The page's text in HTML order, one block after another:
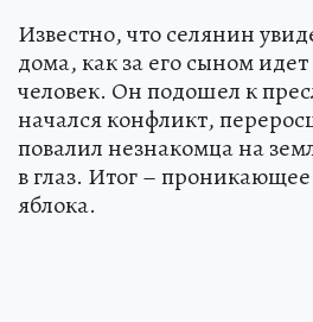
Известно, что селянин
дома, как за его сыном
человек. Он подошел к
начался конфликт,
повалил незнакомца на
в глаз. Итог –
яблока.